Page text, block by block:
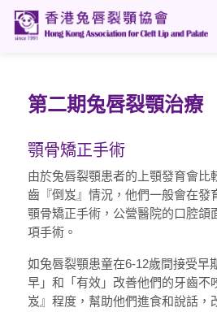
第二期兔唇裂顎治療
顎骨矯正手術
由於兔唇裂顎患者的上顎發育會比
齒『倒岌』情況，他們一般會在發
顎骨矯正手術，公營醫院的口腔頜
項手術。
如兔唇裂顎患童在6-12歲間接受早
早」和「有效」改善他們的牙齒不
岌』程度，幫助他們進食和說話，